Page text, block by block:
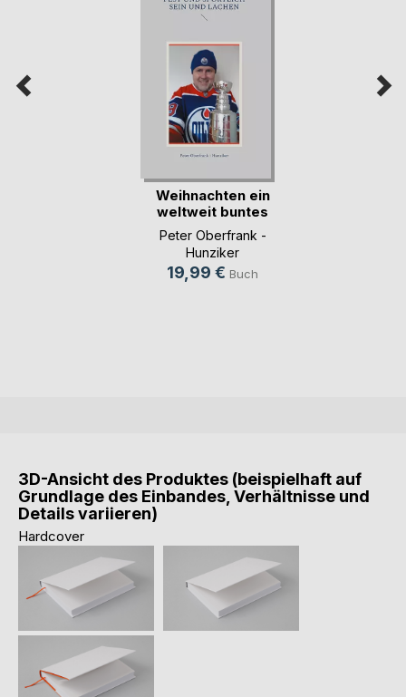
Weihnachten ein
weltweit buntes
Fe(...)
Peter Oberfrank -
Hunziker
19,99 € Buch
3D-Ansicht des Produktes (beispielhaft auf
Grundlage des Einbandes, Verhältnisse und
Details variieren)
Hardcover